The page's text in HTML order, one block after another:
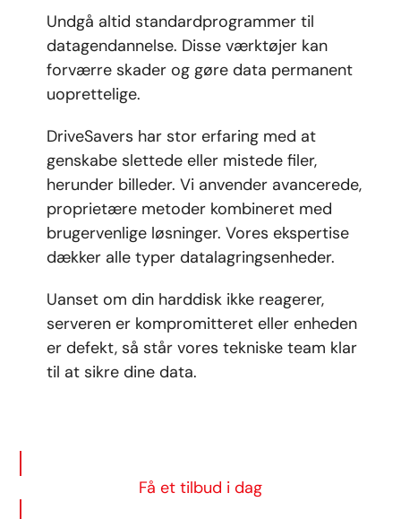
Undgå altid standardprogrammer til
datagendannelse. Disse værktøjer kan
forværre skader og gøre data permanent
uoprettelige.
DriveSavers har stor erfaring med at
genskabe slettede eller mistede filer,
herunder billeder. Vi anvender avancerede,
proprietære metoder kombineret med
brugervenlige løsninger. Vores ekspertise
dækker alle typer datalagringsenheder.
Uanset om din harddisk ikke reagerer,
serveren er kompromitteret eller enheden
er defekt, så står vores tekniske team klar
til at sikre dine data.
Få et tilbud i dag